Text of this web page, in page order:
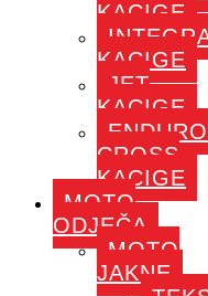
KACIGE
KACIGE
JET
KACIGE
CROSS
KACIGE
MOTO
ODJEČA
MOTO
JAKNE